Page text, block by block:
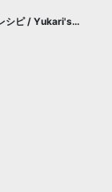
シピ / Yukari's